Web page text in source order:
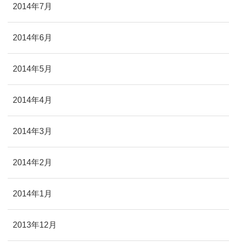
2014年7月
2014年6月
2014年5月
2014年4月
2014年3月
2014年2月
2014年1月
2013年12月